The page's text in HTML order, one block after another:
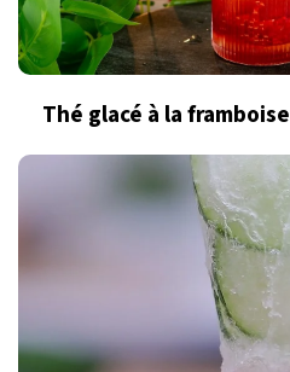
Thé glacé à la framboise